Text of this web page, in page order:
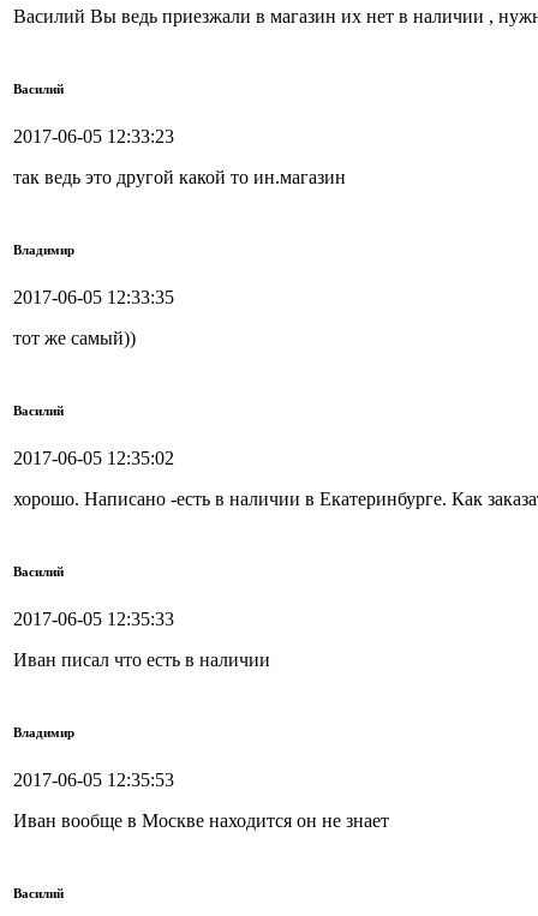
Василий Вы ведь приезжали в магазин их нет в наличии ,
Василий
2017-06-05 12:33:23
так ведь это другой какой то ин.магазин
Владимир
2017-06-05 12:33:35
тот же самый))
Василий
2017-06-05 12:35:02
хорошо. Написано -есть в наличии в Екатеринбурге. Как
Василий
2017-06-05 12:35:33
Иван писал что есть в наличии
Владимир
2017-06-05 12:35:53
Иван вообще в Москве находится он не знает
Василий